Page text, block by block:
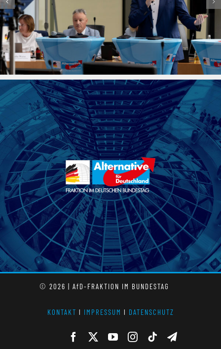
© 2026 | AfD-FRAKTION IM BUNDESTAG
KONTAKT l IMPRESSUM l DATENSCHUTZ